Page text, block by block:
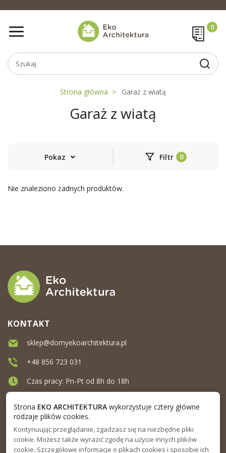
Strona główna Garaż z wiatą
Garaż z wiatą
Pokaz Filtr
Nie znaleziono żadnych produktów.
MENU
KONTAKT
sklep@domyekoarchitektura.pl
+48 856 723 031
Czas pracy: Pn-Pt od 8h do 18h
Strona EKO ARCHITEKTURAwykorzystuje cztery główne
rodzaje plików cookies.
Kontynuując przeglądanie, zgadzasz się na niezbędne pliki
cookie. Możesz także wyrazić zgodę na użycie innych plików
cookie. Szczegółowe informacje o plikach cookies i sposobie ich